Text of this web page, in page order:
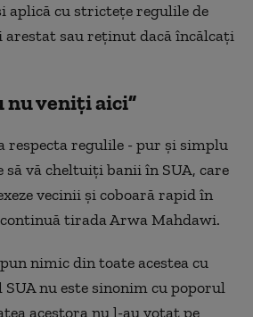
aplică cu strictețe regulile de
sau reținut dacă încălcați
nu veniți aici”
respecta regulile - pur și simplu
să vă cheltuiți banii în SUA, care
vecinii și coboară rapid în
tirada Arwa Mahdawi.
nimic din toate acestea cu
nu este sinonim cu poporul
acestora nu l-au votat pe